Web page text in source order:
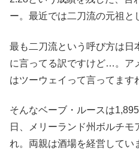
ー。最近では二刀流の元祖と
最も二刀流という呼び方は日
に言ってる訳ですけど…。ア
はツーウェイって言ってます
そんなベーブ・ルースは
日、メリーランド州ボルチモ
れ。両親は酒場を経営してい